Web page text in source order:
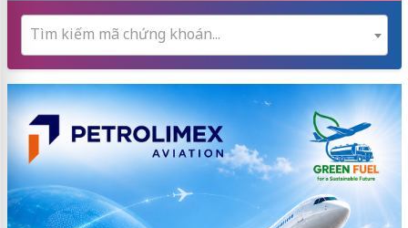
Tìm kiếm mã chứng khoán...